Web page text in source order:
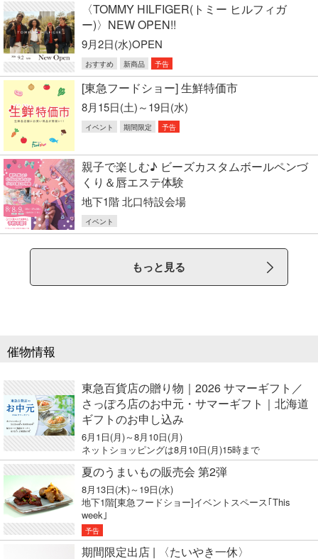
〈TOMMY HILFIGER(トミー ヒルフィガ
ー)〉NEW OPEN!!
9月2日(水)OPEN
おすすめ 新商品 予告
[東急フードショー] 生鮮特価市
8月15日(土)～19日(水)
イベント 期間限定 予告
親子で楽しむ♪ ビーズカスタムボールペンづ
くり＆唇エステ体験
地下1階 北口特設会場
イベント
もっと見る
催物情報
東急百貨店の贈り物｜2026 サマーギフト／
さっぽろ店のお中元・サマーギフト｜北海道
ギフトのお申し込み
6月1日(月)～8月10日(月)
ネットショッピングは8月10日(月)15時まで
夏のうまいもの販売会 第2弾
8月13日(木)～19日(水)
地下1階[東急フードショー]イベントスペース｢This
week｣
予告
期間限定出店 | 〈たいやき一休〉